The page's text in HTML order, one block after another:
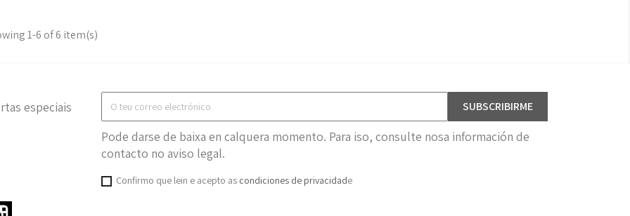
1-6 of 6 item(s)
especiais
Pode darse de baixa en calquera momento. Para iso, consulte nosa información de
contacto no aviso legal.
Confirmo que lein e acepto as condiciones de privacidade